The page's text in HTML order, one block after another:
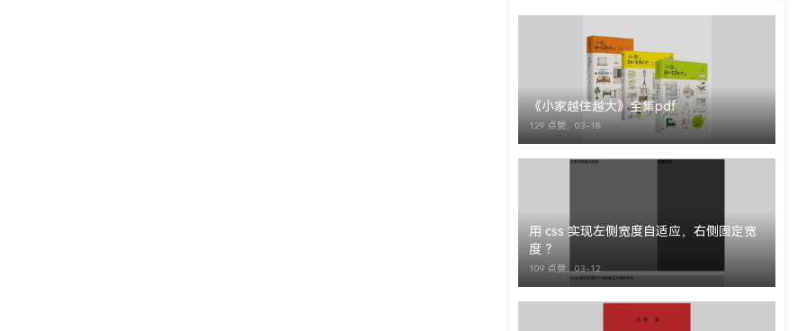
的合法权益，请联系本站我们会及时删除。
自行鉴别，做一个有主见和判断力的用户。
，否则产生的一切后果将由下载用户自行承担。
《小家越住越大》全集pdf
129 点赞， 03-18
用 css 实现左侧宽度自适应，右侧固定宽
度 ？
109 点赞， 03-12